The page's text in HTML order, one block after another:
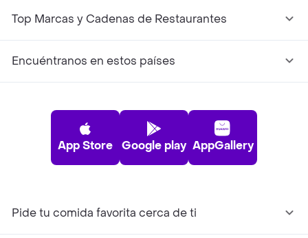
Top Marcas y Cadenas de Restaurantes
Encuéntranos en estos países
App Store Google play AppGallery
Pide tu comida favorita cerca de ti